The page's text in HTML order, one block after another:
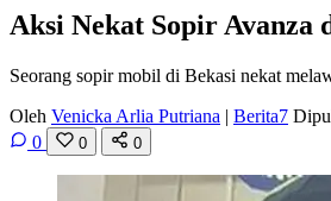
Aksi Nekat Sopir Avanza
Seorang sopir mobil di Bekasi nekat
Oleh Venicka Arlia Putriana | Berita7
0
0 0